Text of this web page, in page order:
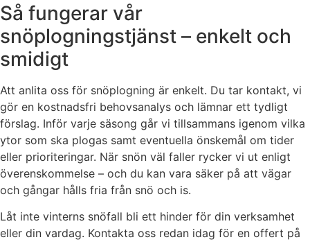
Så fungerar vår
snöplogningstjänst – enkelt och
smidigt
Att anlita oss för snöplogning är enkelt. Du tar kontakt, vi
gör en kostnadsfri behovsanalys och lämnar ett tydligt
förslag. Inför varje säsong går vi tillsammans igenom vilka
ytor som ska plogas samt eventuella önskemål om tider
eller prioriteringar. När snön väl faller rycker vi ut enligt
överenskommelse – och du kan vara säker på att vägar
och gångar hålls fria från snö och is.
Låt inte vinterns snöfall bli ett hinder för din verksamhet
eller din vardag. Kontakta oss redan idag för en offert på